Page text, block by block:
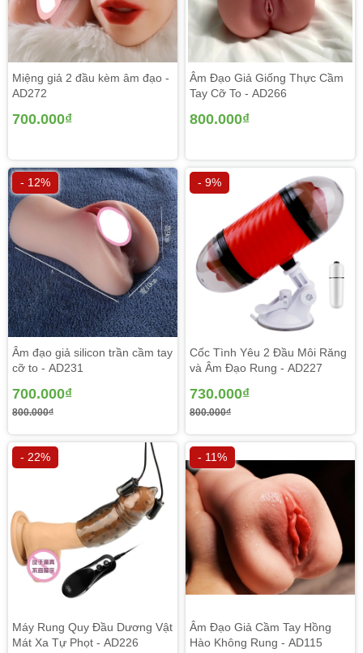
Đây là lựa chọn phù hợp cho những ai yêu thích cảm giác tự
nhiên, không cần đến các chức năng rung phức tạp.
Thiết Kế Ngụy Trang Kín
Đáo – Tăng Tính Riêng Tư
Sản phẩm được thiết kế:
Ngoại hình giống ly/cốc hoặc vật dụng cá nhân
Nhỏ gọn, dễ mang theo và cất giữ
Không gây chú ý khi đặt trong không gian sinh hoạt
Giúp đảm bảo sự riêng tư tối đa cho người sử dụng.
Miệng giả 2 đầu kèm âm đạo -
AD272
700.000₫
Âm Đạo Giả Giống Thực Cầm
Tay Cỡ To - AD266
800.000₫
- 12%
Âm đạo giả silicon trần cầm tay
cỡ to - AD231
700.000₫
800.000₫
- 9%
Cốc Tình Yêu 2 Đầu Môi Răng
và Âm Đạo Rung - AD227
730.000₫
800.000₫
- 22%
Máy Rung Quy Đầu Dương Vật
Mát Xa Tự Phọt - AD226
- 11%
Âm Đạo Giả Cầm Tay Hồng
Hào Không Rung - AD115